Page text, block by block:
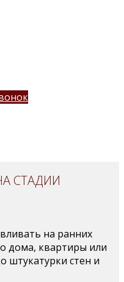
СТАДИИ
на ранних
дома, квартиры или
штукатурки стен и